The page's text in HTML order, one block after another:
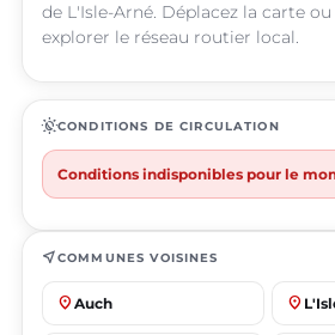
de L'Isle-Arné. Déplacez la carte
explorer le réseau routier local.
routineCONDITIONS DE CIRCULATION
Conditions indisponibles pour le
near_meCOMMUNES VOISINES
place Auch place